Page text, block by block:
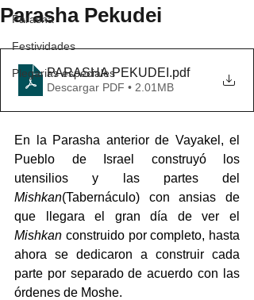
Parasha
Festividades
Plegarias especiales
Parasha Pekudei
PARASHA PEKUDEI .pdf
Descargar PDF • 2.01MB
En la Parasha anterior de Vayakel, el
Pueblo de Israel construyó los
Mishkan(Tabernáculo) con ansias de
Mishkan construido por completo, hasta
ahora se dedicaron a construir cada
parte por separado de acuerdo con las
órdenes de Moshe.